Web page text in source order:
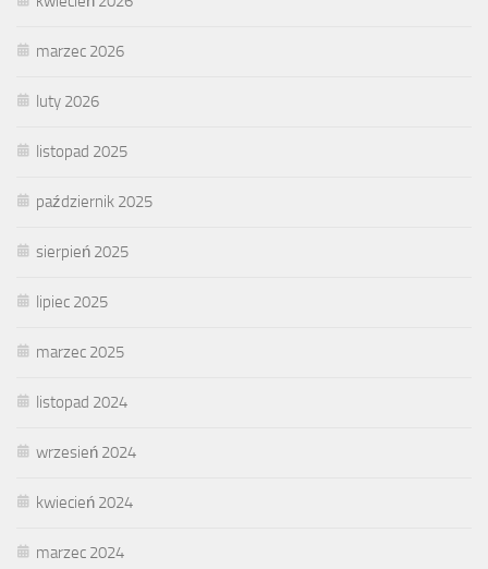
marzec 2026
luty 2026
listopad 2025
październik 2025
sierpień 2025
lipiec 2025
marzec 2025
listopad 2024
wrzesień 2024
kwiecień 2024
marzec 2024